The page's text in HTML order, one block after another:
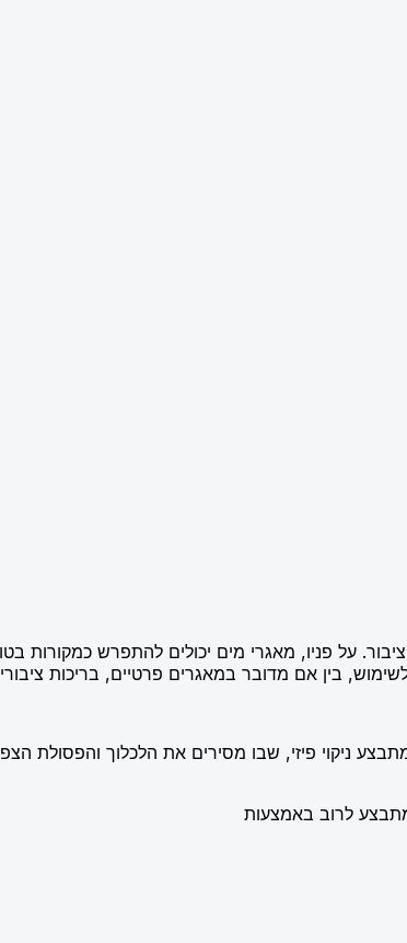
על פניו, מאגרי מים יכולים להתפרש כמקורות
לשימוש, בין אם מדובר במאגרים פרטיים, בריכות
לרוב באמצעות